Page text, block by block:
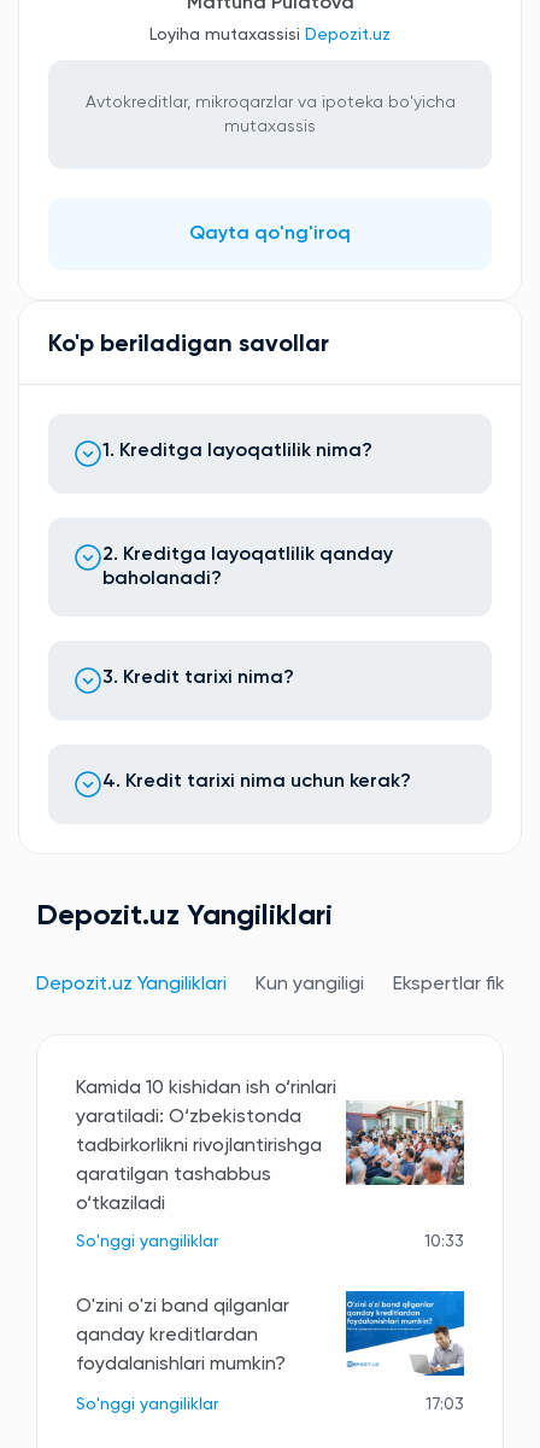
Loyiha mutaxassisi Depozit.uz
Avtokreditlar, mikroqarzlar va ipoteka bo'yicha
mutaxassis
Qayta qo'ng'iroq
Ko'p beriladigan savollar
1. Kreditga layoqatlilik nima?
2. Kreditga layoqatlilik qanday
baholanadi?
3. Kredit tarixi nima?
4. Kredit tarixi nima uchun kerak?
Depozit.uz Yangiliklari
Depozit.uz Yangiliklari Kun yangiligi Ekspertlar fikri
Kamida 10 kishidan ish o‘rinlari
yaratiladi: O‘zbekistonda
tadbirkorlikni rivojlantirishga
qaratilgan tashabbus
o‘tkaziladi
So'nggi yangiliklar 10:33
O'zini o'zi band qilganlar
qanday kreditlardan
foydalanishlari mumkin?
So'nggi yangiliklar 17:03